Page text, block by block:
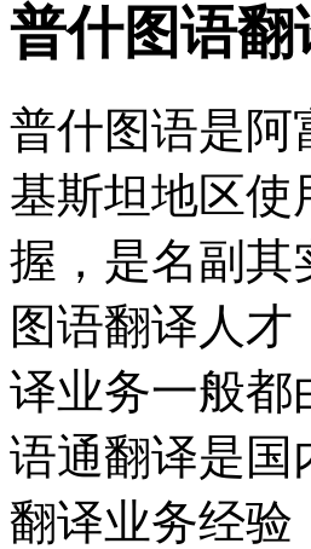
普什图语
普什图语是阿
基斯坦地区使
握，是名副其
图语翻译人
译业务一般都
语通翻译是国
翻译业务经验